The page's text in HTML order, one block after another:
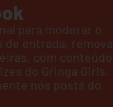
para moderar o
entrada, remova
com conteúdo
do Gringa Girls,
nos posts do